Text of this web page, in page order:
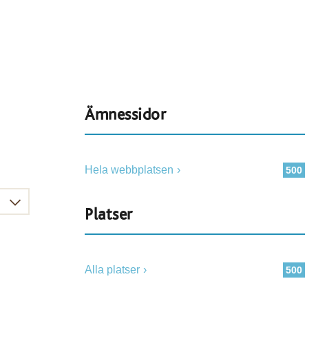
Ämnessidor
500
Hela webbplatsen
Platser
500
Alla platser